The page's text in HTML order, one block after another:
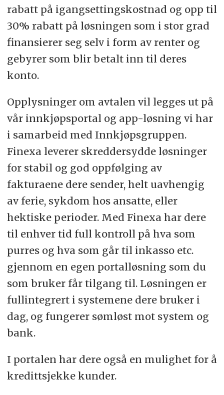
rabatt på igangsettingskostnad og opp til
30% rabatt på løsningen som i stor grad
finansierer seg selv i form av renter og
gebyrer som blir betalt inn til deres
konto.
Opplysninger om avtalen vil legges ut på
vår innkjøpsportal og app-løsning vi har
i samarbeid med Innkjøpsgruppen.
Finexa leverer skreddersydde løsninger
for stabil og god oppfølging av
fakturaene dere sender, helt uavhengig
av ferie, sykdom hos ansatte, eller
hektiske perioder. Med Finexa har dere
til enhver tid full kontroll på hva som
purres og hva som går til inkasso etc.
gjennom en egen portalløsning som du
som bruker får tilgang til. Løsningen er
fullintegrert i systemene dere bruker i
dag, og fungerer sømløst mot system og
bank.
I portalen har dere også en mulighet for å
kredittsjekke kunder.